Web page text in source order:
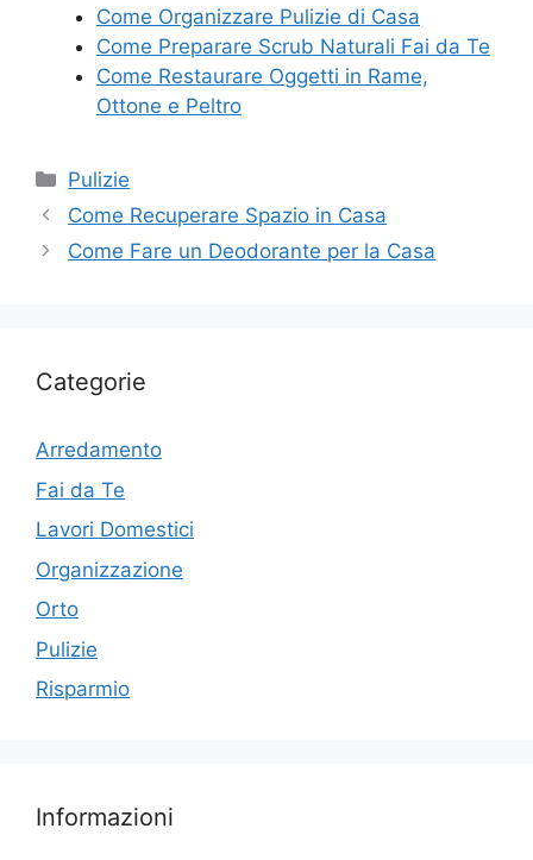
Come Organizzare Pulizie di Casa
Come Preparare Scrub Naturali Fai da Te
Come Restaurare Oggetti in Rame,
Ottone e Peltro
Categorie
Pulizie
Come Recuperare Spazio in Casa
Come Fare un Deodorante per la Casa
Categorie
Arredamento
Fai da Te
Lavori Domestici
Organizzazione
Orto
Pulizie
Risparmio
Informazioni